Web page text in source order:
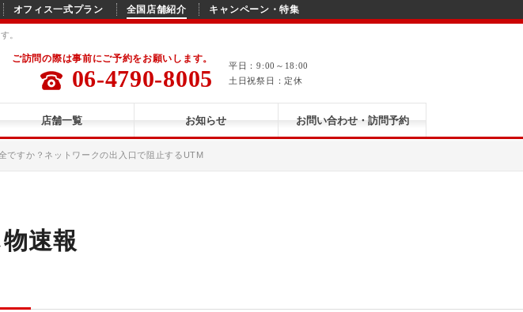
オフィス一式プラン 全国店舗紹介 キャンペーン・特集
。
ご訪問の際は事前にご予約をお願いします。
06-4790-8005
平日：9:00～18:00
土日祝祭日：定休
店舗一覧 お知らせ お問い合わせ・訪問予約
ですか？ネットワークの出入口で阻止するUTM
速報